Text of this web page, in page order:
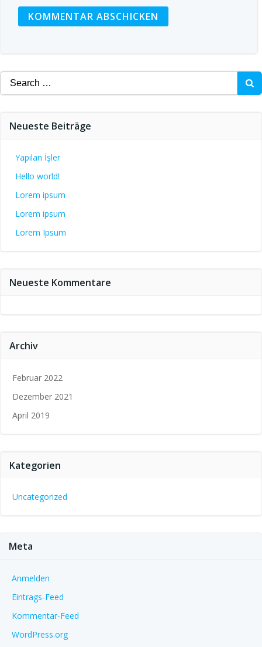
Search
for:
Neueste Beiträge
Yapılan İşler
Hello world!
Lorem ipsum
Lorem ipsum
Lorem Ipsum
Neueste Kommentare
Archiv
Februar 2022
Dezember 2021
April 2019
Kategorien
Uncategorized
Meta
Anmelden
Eintrags-Feed
Kommentar-Feed
WordPress.org